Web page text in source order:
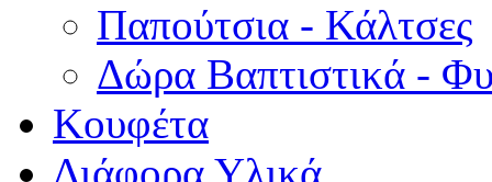
Παπούτσια - Κάλτσες
Δώρα Βαπτιστικά -
Κουφέτα